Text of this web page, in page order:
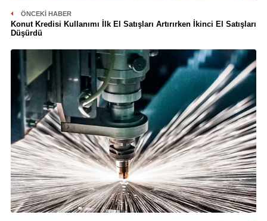
ÖNCEKI HABER
Konut Kredisi Kullanımı İlk El Satışları Artırırken İkinci El Satışları
Düşürdü